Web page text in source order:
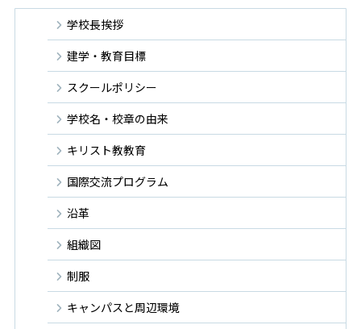
学校長挨拶
建学・教育目標
スクールポリシー
学校名・校章の由来
キリスト教教育
国際交流プログラム
沿革
組織図
制服
キャンパスと周辺環境